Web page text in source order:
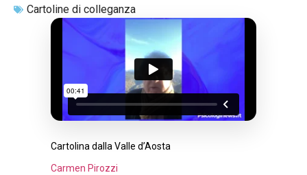
Cartoline di colleganza
Cartolina dalla Valle d’Aosta
Carmen Pirozzi